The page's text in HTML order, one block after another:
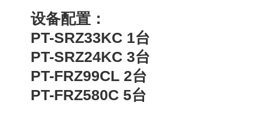
设备配置：
PT-SRZ33KC 1台
PT-SRZ24KC 3台
PT-FRZ99CL 2台
PT-FRZ580C 5台